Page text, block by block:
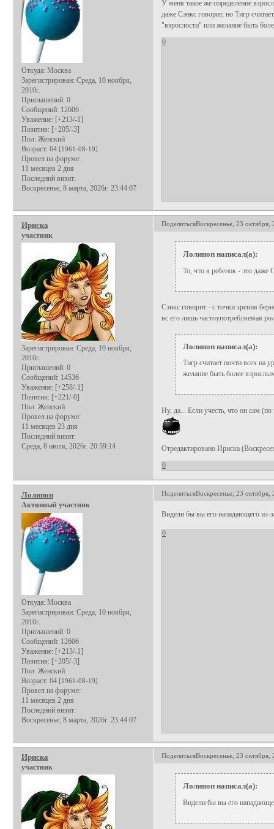
Откуда: Москва
Зарегистрирован: Среда, 10 ноября,
2010г.
Приглашений: 0
Сообщений: 12606
Уважение: [+213/-1]
Позитив: [+205/-3]
Пол: Женский
Возраст: 64 [1961-08-19]
Провел на форуме:
11 месяцев 2 дня
Последний визит:
Воскресенье, 8 марта, 2026г. 23:44:07
У меня такое же определение
даже Сэнкс говорит, но Тигр
"взрослости" или желание быть
0
ПоделитьсяВоскресенье, 23 октября,
Ириска
участник
Зарегистрирован: Среда, 10 ноября,
2010г.
Приглашений: 0
Сообщений: 14536
Уважение: [+258/-1]
Позитив: [+221/-0]
Пол: Женский
Провел на форуме:
11 месяцев 23 дня
Последний визит:
Среда, 8 июля, 2026г. 20:59:14
Лолипоп написал(а):
То, что я ребенок - это даже
Сэнкс говорит - с точки зрения
вс его лишь частоупотребляемая
Лолипоп написал(а):
Тигр считает почти всех на
желание быть более
Ну, да... Если учесть, что он сам
Отредактировано Ириска
0
ПоделитьсяВоскресенье, 23 октября,
Лолипоп
Активный участник
Откуда: Москва
Зарегистрирован: Среда, 10 ноября,
2010г.
Приглашений: 0
Сообщений: 12606
Уважение: [+213/-1]
Позитив: [+205/-3]
Пол: Женский
Возраст: 64 [1961-08-19]
Провел на форуме:
11 месяцев 2 дня
Последний визит:
Воскресенье, 8 марта, 2026г. 23:44:07
Видели бы вы его нападающего из-
0
ПоделитьсяВоскресенье, 23 октября,
Ириска
участник
Лолипоп написал(а):
Видели бы вы его